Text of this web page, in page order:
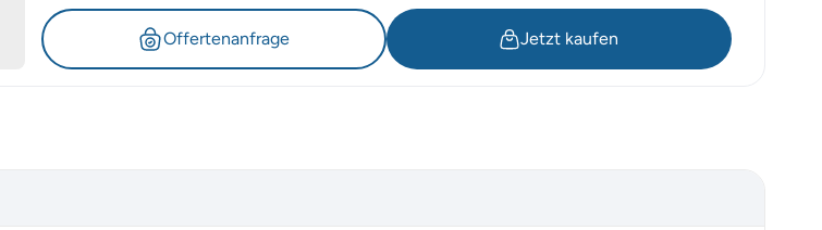
Offertenanfrage Jetzt kaufen